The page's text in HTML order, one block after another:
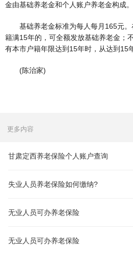
金由基础养老金和个人账户养老金构成。
基础养老金标准为每人每月165元。
籍满15年的，可全额发放基础养老金；
有本市户籍年限达到15年时，从达到15
(陈治家)
更多内容
甘肃定西养老保险个人账户查询
失业人员养老保险如何缴纳?
无业人员可办养老保险
无业人员可办养老保险